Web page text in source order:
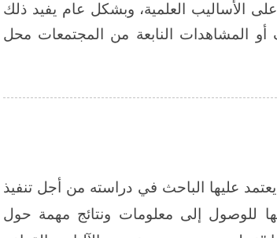
على الأساليب العلمية، وبشكل عام يفيد ذلك
المشاهدات النابعة من المجتمعات محل
عليها الباحث في دراسته من أجل تنفيذ
للوصول إلى معلومات ونتائج مهمة حول